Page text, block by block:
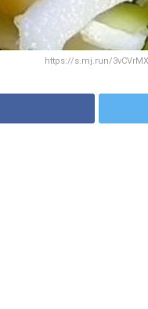
https://s.mj.run/